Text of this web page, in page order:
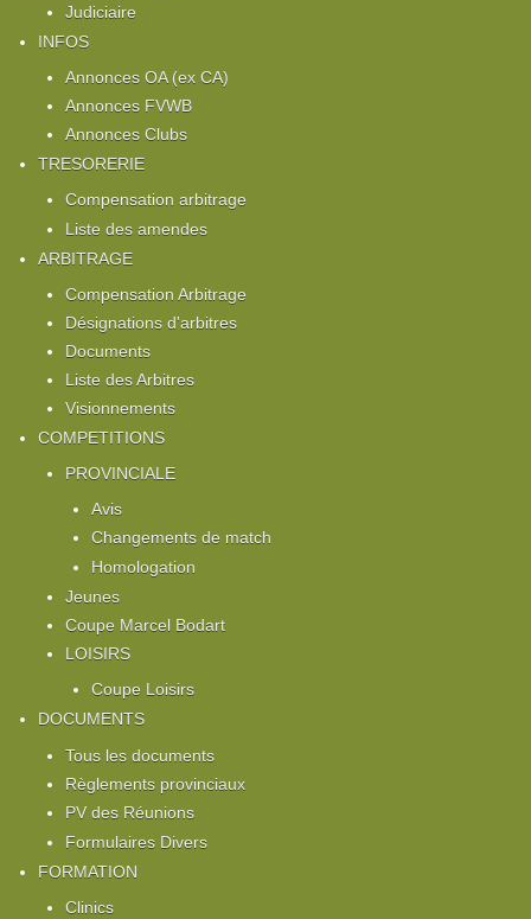
Judiciaire
INFOS
Annonces OA (ex CA)
Annonces FVWB
Annonces Clubs
TRESORERIE
Compensation arbitrage
Liste des amendes
ARBITRAGE
Compensation Arbitrage
Désignations d'arbitres
Documents
Liste des Arbitres
Visionnements
COMPETITIONS
PROVINCIALE
Avis
Changements de match
Homologation
Jeunes
Coupe Marcel Bodart
LOISIRS
Coupe Loisirs
DOCUMENTS
Tous les documents
Règlements provinciaux
PV des Réunions
Formulaires Divers
FORMATION
Clinics